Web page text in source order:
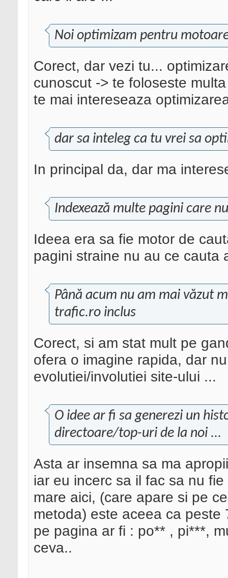
Noi optimizam pentru
Corect, dar vezi tu...
cunoscut -> te foloseste
te mai intereseaza
dar sa inteleg ca tu vrei sa
In principal da, dar ma
Indexează multe pagini care
Ideea era sa fie motor de
pagini straine nu au ce cauta
Până acum nu am mai văzut
trafic.ro inclus
Corect, si am stat mult pe
ofera o imagine rapida, dar
evolutiei/involutiei site-ului ...
O idee ar fi sa generezi un
directoare/top-uri de la noi ...
Asta ar insemna sa ma
iar eu incerc sa il fac sa nu
mare aici, (care apare si pe
metoda) este aceea ca
pe pagina ar fi : po** , pi***,
ceva..